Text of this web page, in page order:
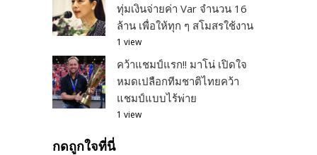
ทุ่มเงินจ่ายค่า Var จำนวน 16
ล้าน เพื่อให้ทุก ๆ สโมสรใช้งาน
1 view
คว้าแชมป์แรก!! มาโน่ เปิดใจ
หมดเปลือกทีมชาติไทยคว้า
แชมป์แบบไร้พ่าย
1 view
กดถูกใจที่นี่